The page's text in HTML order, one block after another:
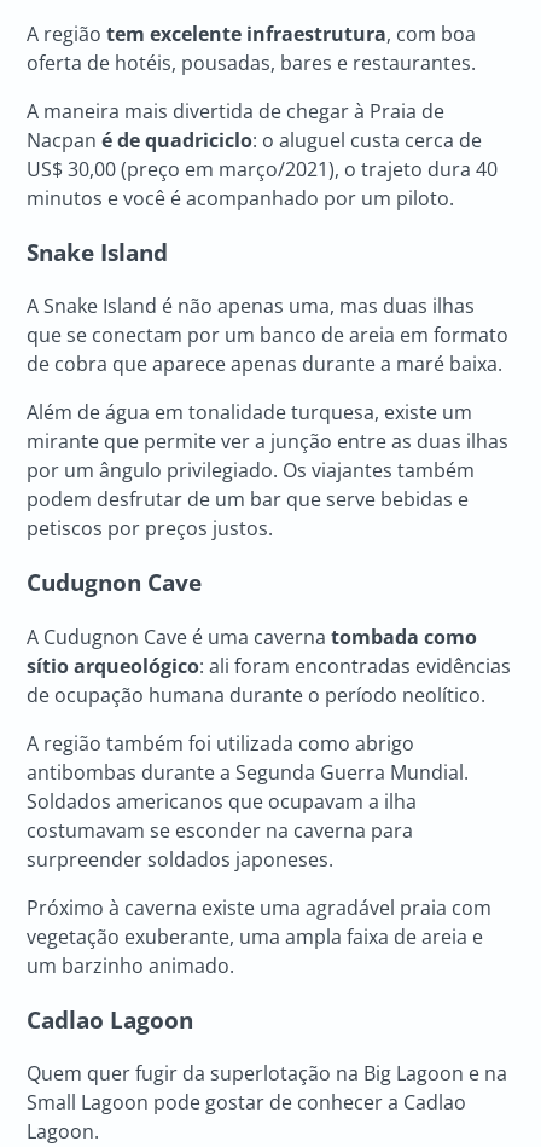
A regiãotem excelente infraestrutura, com boa
oferta de hotéis, pousadas, bares e restaurantes.
A maneira mais divertida de chegar à Praia de
Nacpané de quadriciclo: o aluguel custa cerca de
US$ 30,00 (preço em março/2021), o trajeto dura 40
minutos e você é acompanhado por um piloto.
Snake Island
A Snake Island é não apenas uma, mas duas ilhas
que se conectam por um banco de areia em formato
de cobra que aparece apenas durante a maré baixa.
Além de água em tonalidade turquesa, existe um
mirante que permite ver a junção entre as duas ilhas
por um ângulo privilegiado. Os viajantes também
podem desfrutar de um bar que serve bebidas e
petiscos por preços justos.
Cudugnon Cave
A Cudugnon Cave é uma cavernatombada como
sítio arqueológico: ali foram encontradas evidências
de ocupação humana durante o período neolítico.
A região também foi utilizada como abrigo
antibombas durante a Segunda Guerra Mundial.
Soldados americanos que ocupavam a ilha
costumavam se esconder na caverna para
surpreender soldados japoneses.
Próximo à caverna existe uma agradável praia com
vegetação exuberante, uma ampla faixa de areia e
um barzinho animado.
Cadlao Lagoon
Quem quer fugir da superlotação na Big Lagoon e na
Small Lagoon pode gostar de conhecer a Cadlao
Lagoon.